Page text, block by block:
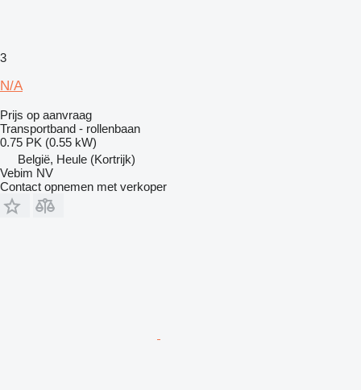
3
N/A
Prijs op aanvraag
Transportband - rollenbaan
0.75 PK (0.55 kW)
België, Heule (Kortrijk)
Vebim NV
Contact opnemen met verkoper